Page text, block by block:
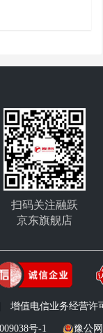
扫码关注融跃
京东旗舰店
增值电信业务经营许
号-1 豫公